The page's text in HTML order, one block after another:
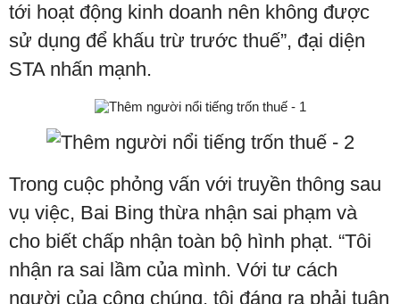
tới hoạt động kinh doanh nên không được
sử dụng để khấu trừ trước thuế”, đại diện
STA nhấn mạnh.
Trong cuộc phỏng vấn với truyền thông sau
vụ việc, Bai Bing thừa nhận sai phạm và
cho biết chấp nhận toàn bộ hình phạt. “Tôi
nhận ra sai lầm của mình. Với tư cách
người của công chúng, tôi đáng ra phải tuân